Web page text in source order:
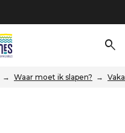
Waar moet ik slapen?